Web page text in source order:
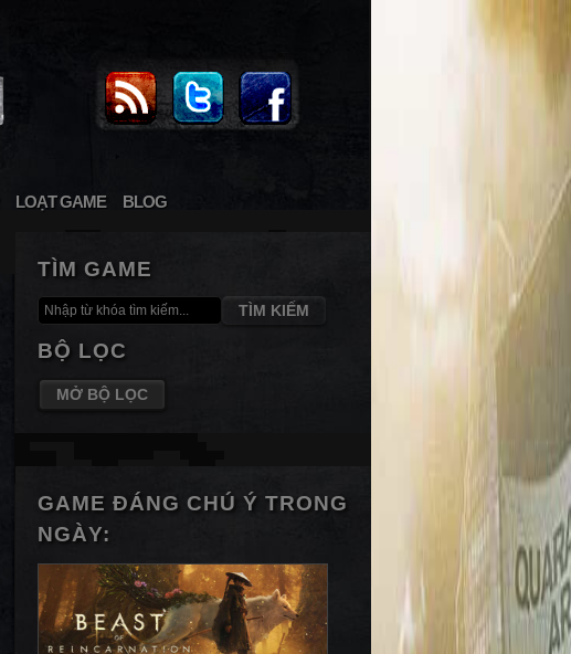
LOẠT GAME BLOG
TÌM GAME
TÌM KIẾM
BỘ LỌC
MỞ BỘ LỌC
GAME ĐÁNG CHÚ Ý TRONG
NGÀY: